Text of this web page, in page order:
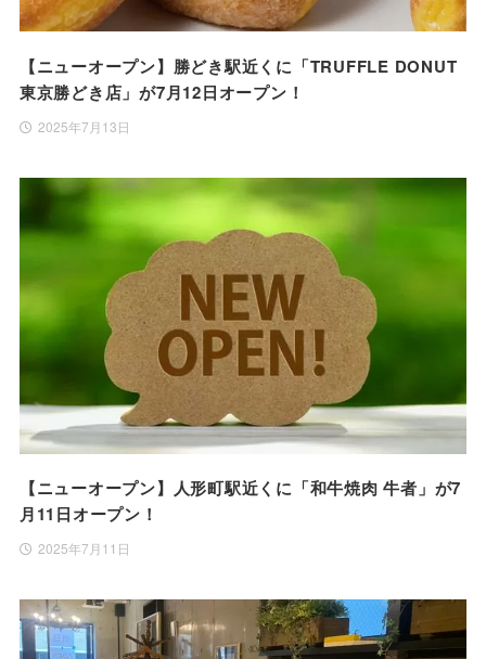
【ニューオープン】勝どき駅近くに「TRUFFLE DONUT
東京勝どき店」が7月12日オープン！
2025年7月13日
【ニューオープン】人形町駅近くに「和牛焼肉 牛者」が7
月11日オープン！
2025年7月11日